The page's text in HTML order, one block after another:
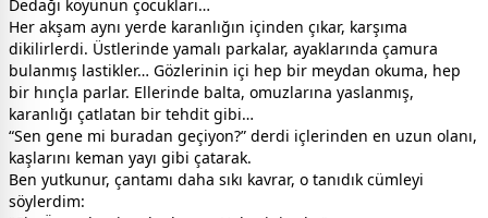
Dedağı köyünün çocukları…
Her akşam aynı yerde karanlığın içinden çıkar, karşıma
dikilirlerdi. Üstlerinde yamalı parkalar, ayaklarında çamura
bulanmış lastikler… Gözlerinin içi hep bir meydan okuma, hep
bir hınçla parlar. Ellerinde balta, omuzlarına yaslanmış,
karanlığı çatlatan bir tehdit gibi…
“Sen gene mi buradan geçiyon?” derdi içlerinden en uzun olanı,
kaşlarını keman yayı gibi çatarak.
Ben yutkunur, çantamı daha sıkı kavrar, o tanıdık cümleyi
söylerdim: